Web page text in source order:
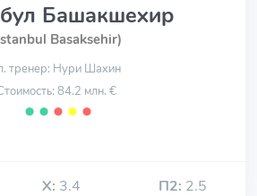
Башакшехир
Basaksehir)
тренер: Нури Шахин
84.2 млн. €
⬤ ⬤ ⬤ ⬤ ⬤
Х: 3.4 П2: 2.5